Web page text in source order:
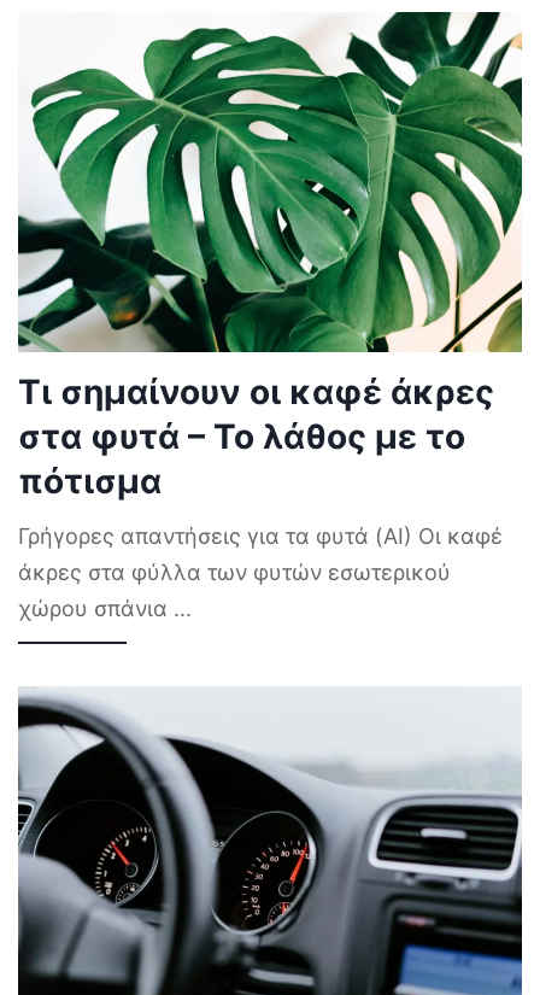
Τι σημαίνουν οι καφέ άκρες
στα φυτά – Το λάθος με το
πότισμα
Γρήγορες απαντήσεις για τα φυτά (AI) Οι καφέ
άκρες στα φύλλα των φυτών εσωτερικού
χώρου σπάνια ...